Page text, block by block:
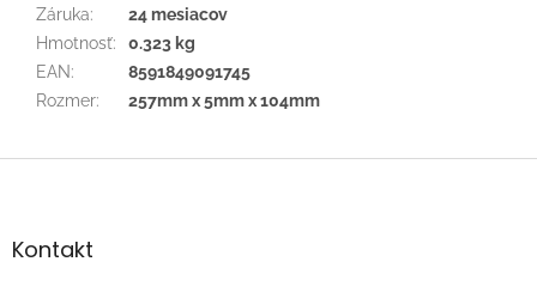
Záruka:
24 mesiacov
Hmotnosť:
0.323 kg
EAN:
8591849091745
Rozmer: 257mm x 5mm x 104mm
Z
äKontakt